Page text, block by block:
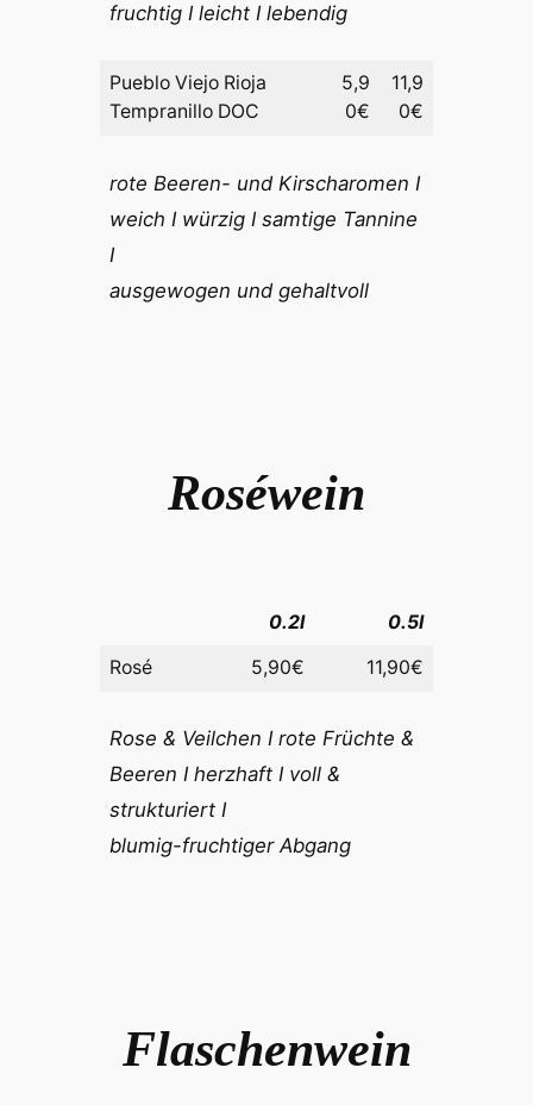
fruchtig I leicht I lebendig
Pueblo Viejo Rioja
Tempranillo DOC
5,9
0€
11,9
0€
rote Beeren- und Kirscharomen I
weich I würzig I samtige Tannine
I
ausgewogen und gehaltvoll
Roséwein
0.2l
0.5l
Rosé
5,90€ 11,90€
Rose & Veilchen I rote Früchte &
Beeren I herzhaft I voll &
strukturiert I
blumig-fruchtiger Abgang
Flaschenwein